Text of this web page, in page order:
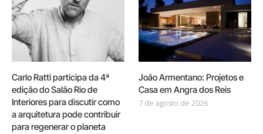
Carlo Ratti participa da 4ª
edição do Salão Rio de
Interiores para discutir como
a arquitetura pode contribuir
para regenerar o planeta
João Armentano: Projetos e
Casa em Angra dos Reis
7 de agosto de 2026